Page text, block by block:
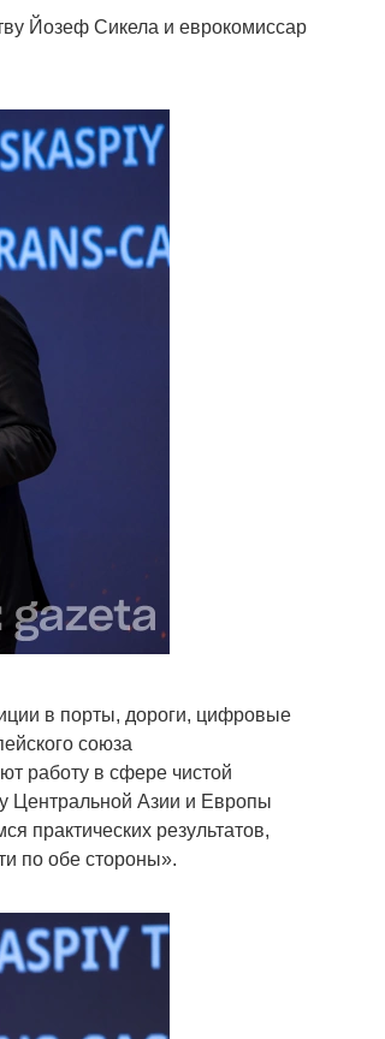
Йозеф Сикела и еврокомиссар
в порты, дороги, цифровые
союза
работу в сфере чистой
Центральной Азии и Европы
практических результатов,
по обе стороны».